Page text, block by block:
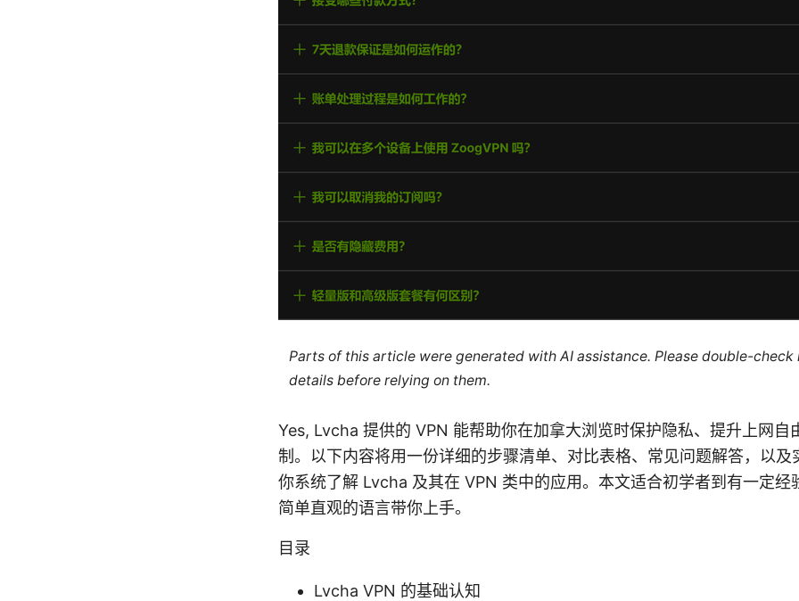
Parts of this article were generated with AI assistance. Please double-
details before relying on them.
Yes, Lvcha 提供的 VPN 能帮助你在加拿大浏览时保护隐私、提升上网自
制。以下内容将用一份详细的步骤清单、对比表格、常见问题解答，以及
你系统了解 Lvcha 及其在 VPN 类中的应用。本文适合初学者到有一定经
简单直观的语言带你上手。
目录
Lvcha VPN 的基础认知